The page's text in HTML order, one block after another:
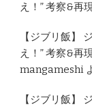
え！” 考察&再
【ジブリ飯】
え！” 考察&再
mangameshi
【ジブリ飯】